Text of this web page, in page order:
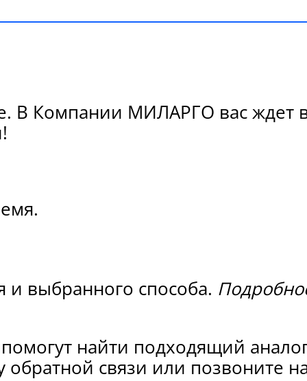
В Компании МИЛАРГО вас ждет
и выбранного способа.
найти подходящий
обратной связи или